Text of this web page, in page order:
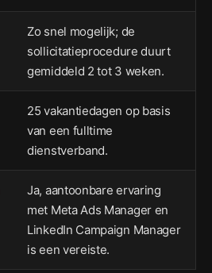
Zo snel mogelijk; de
sollicitatieprocedure duurt
gemiddeld 2 tot 3 weken.
25 vakantiedagen op basis
van een fulltime
dienstverband.
Ja, aantoonbare ervaring
met Meta Ads Manager en
LinkedIn Campaign Manager
is een vereiste.